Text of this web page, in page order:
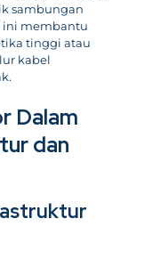
sambungan
ini membantu
tinggi atau
kabel
Dalam
dan